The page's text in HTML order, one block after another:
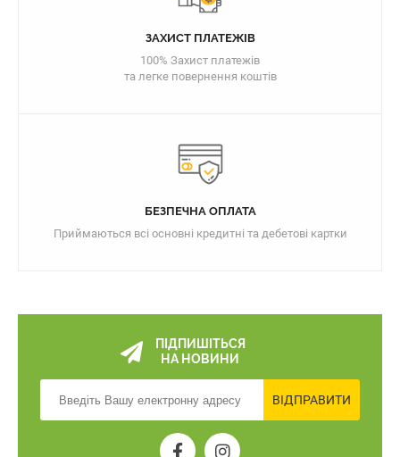
ЗАХИСТ ПЛАТЕЖІВ
100% Захист платежів
та легке повернення коштів
БЕЗПЕЧНА ОПЛАТА
Приймаються всі основні кредитні та дебетові картки
ПІДПИШІТЬСЯ
НА НОВИНИ
ВІДПРАВИТИ